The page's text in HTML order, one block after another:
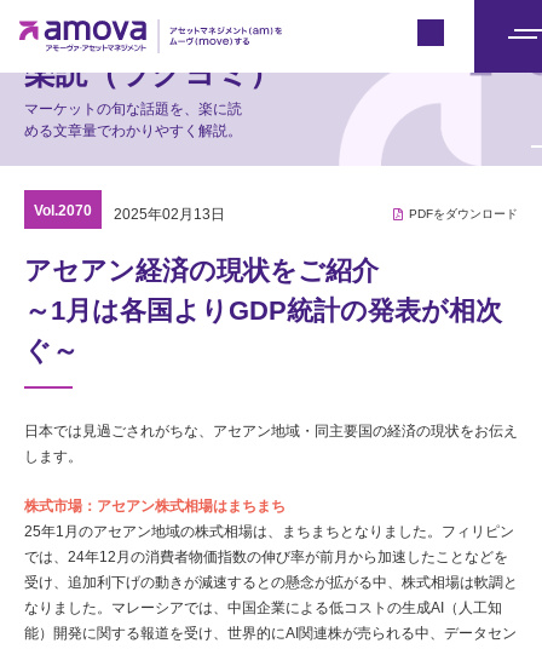
楽読（ラクヨミ）
マーケットの旬な話題を、楽に読
める文章量でわかりやすく解説。
Vol.2070 2025年02月13日 PDFをダウンロード
アセアン経済の現状をご紹介
～1月は各国よりGDP統計の発表が相次
ぐ～
日本では見過ごされがちな、アセアン地域・同主要国の経済の現状をお伝え
します。
株式市場：アセアン株式相場はまちまち
25年1月のアセアン地域の株式相場は、まちまちとなりました。フィリピン
では、24年12月の消費者物価指数の伸び率が前月から加速したことなどを
受け、追加利下げの動きが減速するとの懸念が拡がる中、株式相場は軟調と
なりました。マレーシアでは、中国企業による低コストの生成AI（人工知
能）開発に関する報道を受け、世界的にAI関連株が売られる中、データセン